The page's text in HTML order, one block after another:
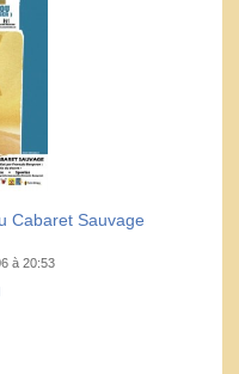
Cabaret Sauvage
à 20:53